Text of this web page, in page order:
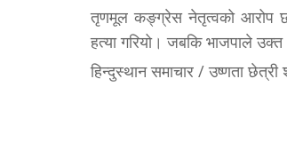
तृणमूल कङ्ग्रेस नेतृत्वको आरोप छ,
हत्या गरियो। जबकि भाजपाले
हिन्दुस्थान समाचार / उष्णता छेत्री